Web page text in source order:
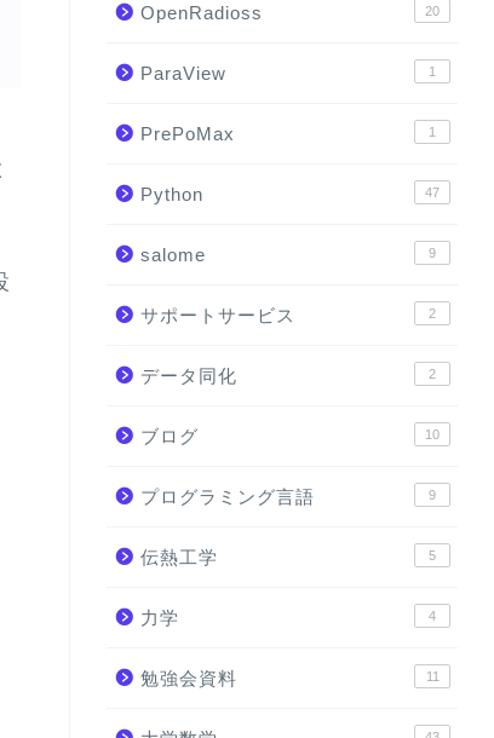
OpenRadioss 20
ParaView 1
PrePoMax 1
Python 47
salome 9
サポートサービス 2
データ同化 2
ブログ 10
プログラミング言語 9
伝熱工学 5
力学 4
勉強会資料 11